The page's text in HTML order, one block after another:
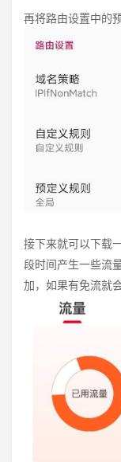
再将路由设置中的
接下来就可以下载
段时间产生一些流
加，如果有免流就